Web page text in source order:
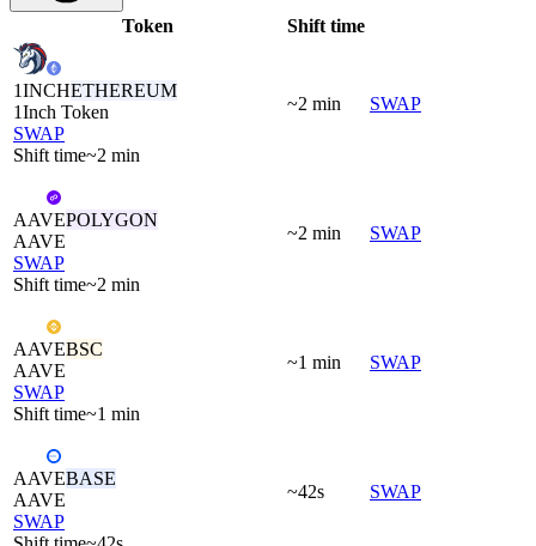
Token Shift time
1INCHETHEREUM
1Inch Token
SWAP
Shift time~2 min
~2 min SWAP
AAVEPOLYGON
AAVE
SWAP
Shift time~2 min
~2 min SWAP
AAVEBSC
AAVE
SWAP
Shift time~1 min
~1 min SWAP
AAVEBASE
AAVE
SWAP
~42s SWAP